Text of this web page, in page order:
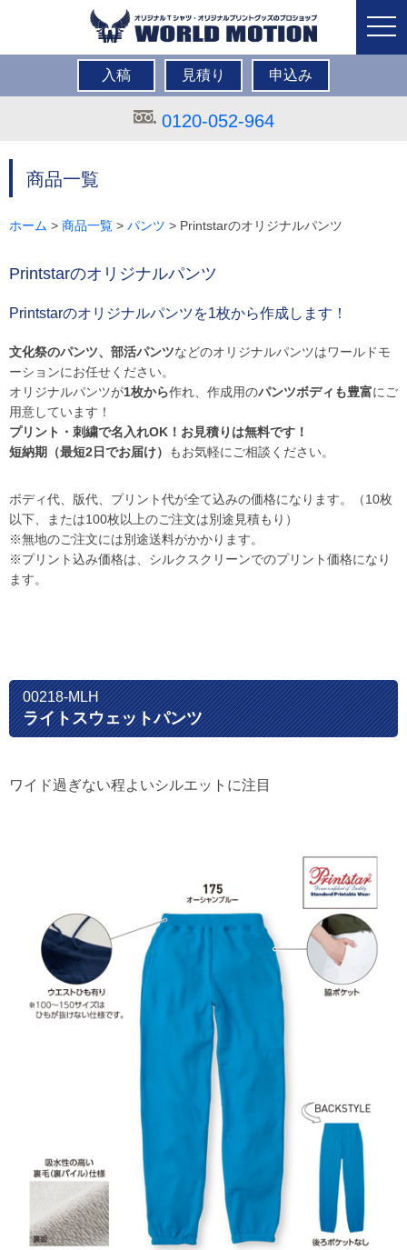
入稿 見積り 申込み
0120-052-964
商品一覧
ホーム > 商品一覧 > パンツ > Printstarのオリジナルパンツ
Printstarのオリジナルパンツ
Printstarのオリジナルパンツを1枚から作成します！
文化祭のパンツ、部活パンツなどのオリジナルパンツはワールドモ
ーションにお任せください。
オリジナルパンツが1枚から作れ、作成用のパンツボディも豊富にご
用意しています！
プリント・刺繍で名入れOK！お見積りは無料です！
短納期（最短2日でお届け）
もお気軽にご相談ください。
ボディ代、版代、プリント代が全て込みの価格になります。（10枚
以下、または100枚以上のご注文は別途見積もり）
※無地のご注文には別途送料がかかります。
※プリント込み価格は、シルクスクリーンでのプリント価格になり
ます。
00218-MLH
ライトスウェットパンツ
ワイド過ぎない程よいシルエットに注目